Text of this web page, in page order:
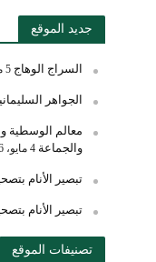
جديد الموقع
السراج الوهاج 5 مايو، 2026
الجواهر
معالم الوسطية
والجماعة 4 مايو، 2026
تبصير الأنام
تبصير الأنام
تصنيفات الموقع